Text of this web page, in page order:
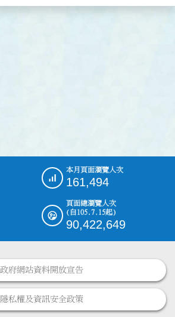
本月頁面瀏覽人次
161,494
頁面總瀏覽人次
(自105.7.15起)
90,422,649
政府網站資料開放宣告
隱私權及資訊安全政策